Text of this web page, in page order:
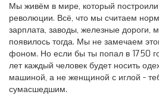
Мы живём в мире, который
революции. Всё, что мы считаем
зарплата, заводы, железные дороги,
появилось тогда. Мы не замечаем
фоном. Но если бы ты попал в 1750
лет каждый человек будет носить
машиной, а не женщиной с иглой -
сумасшедшим.